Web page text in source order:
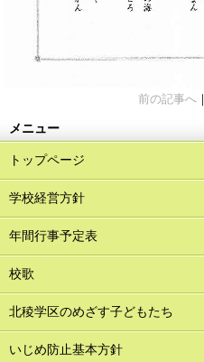
前の記事へ｜
メニュー
トップページ
学校経営方針
年間行事予定表
校歌
北稜学区のめざす子どもたち
いじめ防止基本方針